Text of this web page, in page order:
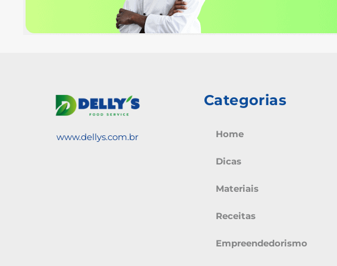
www.dellys.com.br
Categorias
Home
Dicas
Materiais
Receitas
Empreendedorismo